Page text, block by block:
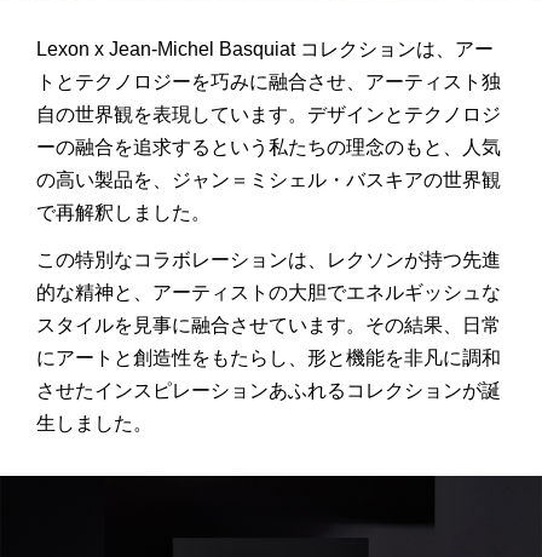
Lexon x Jean-Michel Basquiat コレクションは、アー
トとテクノロジーを巧みに融合させ、アーティスト独
自の世界観を表現しています。デザインとテクノロジ
ーの融合を追求するという私たちの理念のもと、人気
の高い製品を、ジャン＝ミシェル・バスキアの世界観
で再解釈しました。
この特別なコラボレーションは、レクソンが持つ先進
的な精神と、アーティストの大胆でエネルギッシュな
スタイルを見事に融合させています。その結果、日常
にアートと創造性をもたらし、形と機能を非凡に調和
させたインスピレーションあふれるコレクションが誕
生しました。